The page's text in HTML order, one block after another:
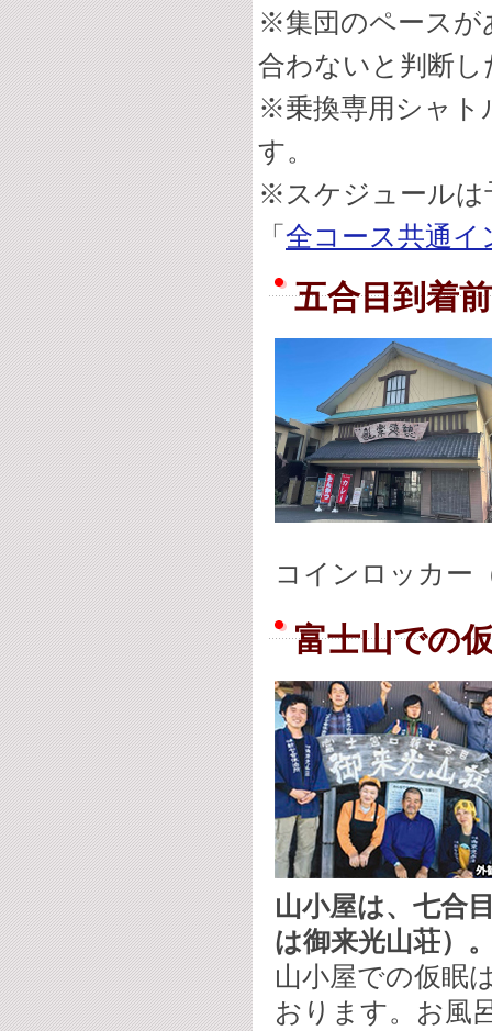
※集団のペースが
合わないと判断
※乗換専用シャト
す。
※スケジュールは
「 全コース共通
五合目到着
コインロッカー
富士山での
山小屋は、 七合
は御来光山荘）
山小屋での仮眠
おります。お風